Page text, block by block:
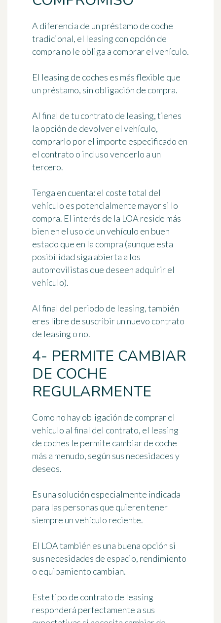
A diferencia de un préstamo de coche
tradicional, el leasing con opción de
compra no le obliga a comprar el vehículo.
El leasing de coches es más flexible que
un préstamo, sin obligación de compra.
Al final de tu contrato de leasing, tienes
la opción de devolver el vehículo,
comprarlo por el importe especificado en
el contrato o incluso venderlo a un
tercero.
Tenga en cuenta: el coste total del
vehículo es potencialmente mayor si lo
compra. El interés de la LOA reside más
bien en el uso de un vehículo en buen
estado que en la compra (aunque esta
posibilidad siga abierta a los
automovilistas que deseen adquirir el
vehículo).
Al final del periodo de leasing, también
eres libre de suscribir un nuevo contrato
de leasing o no.
4- PERMITE CAMBIAR
DE COCHE
REGULARMENTE
Como no hay obligación de comprar el
vehículo al final del contrato, el leasing
de coches le permite cambiar de coche
más a menudo, según sus necesidades y
deseos.
Es una solución especialmente indicada
para las personas que quieren tener
siempre un vehículo reciente.
El LOA también es una buena opción si
sus necesidades de espacio, rendimiento
o equipamiento cambian.
Este tipo de contrato de leasing
responderá perfectamente a sus